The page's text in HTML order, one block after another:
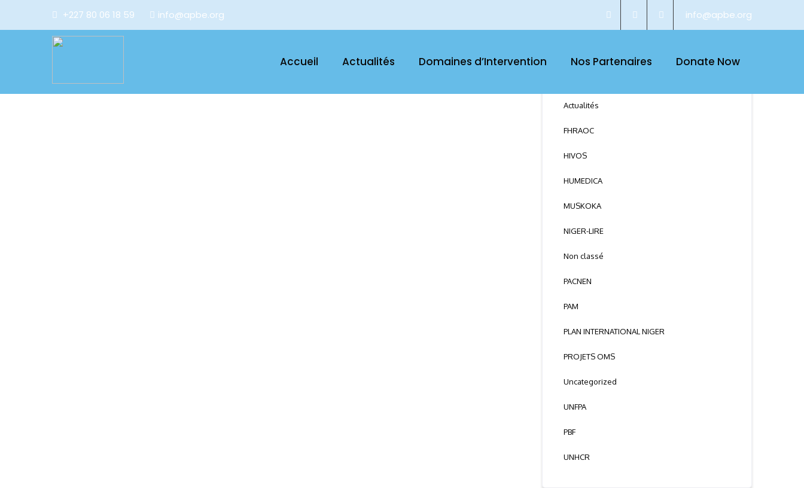
+227 80 06 18 59 info@apbe.org info@apbe.org
Accueil Actualités Domaines d’Intervention Nos Partenaires Donate Now
CATEGORY
Actualités
FHRAOC
HIVOS
HUMEDICA
MUSKOKA
NIGER-LIRE
Non classé
PACNEN
PAM
PLAN INTERNATIONAL NIGER
PROJETS OMS
Uncategorized
UNFPA
PBF
UNHCR